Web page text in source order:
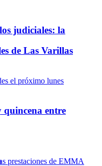
judiciales: la
de Las Varillas
entre